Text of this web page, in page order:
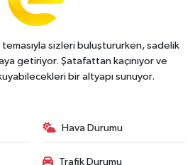
sizleri buluştururken, sadelik
getiriyor. Şatafattan kaçınıyor ve
bir altyapı sunuyor.
Hava Durumu
Trafik Durumu